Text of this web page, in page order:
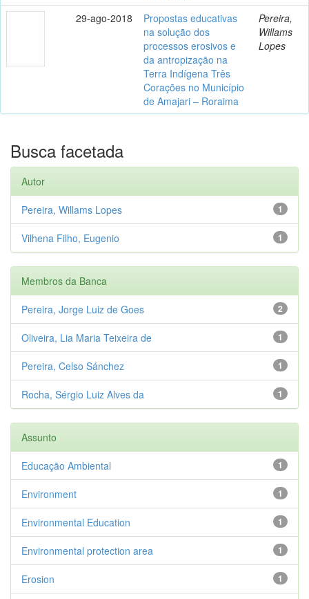
29-ago-2018
Propostas educativas
na solução dos
processos erosivos e
da antropização na
Terra Indígena Três
Corações no Município
de Amajari – Roraima
Pereira,
Willams
Lopes
Busca facetada
Autor
1
Pereira, Willams Lopes
1
Vilhena Filho, Eugenio
Membros da Banca
2
Pereira, Jorge Luiz de Goes
1
Oliveira, Lia Maria Teixeira de
1
Pereira, Celso Sánchez
1
Rocha, Sérgio Luiz Alves da
Assunto
1
Educação Ambiental
1
Environment
1
Environmental Education
1
Environmental protection area
1
Erosion